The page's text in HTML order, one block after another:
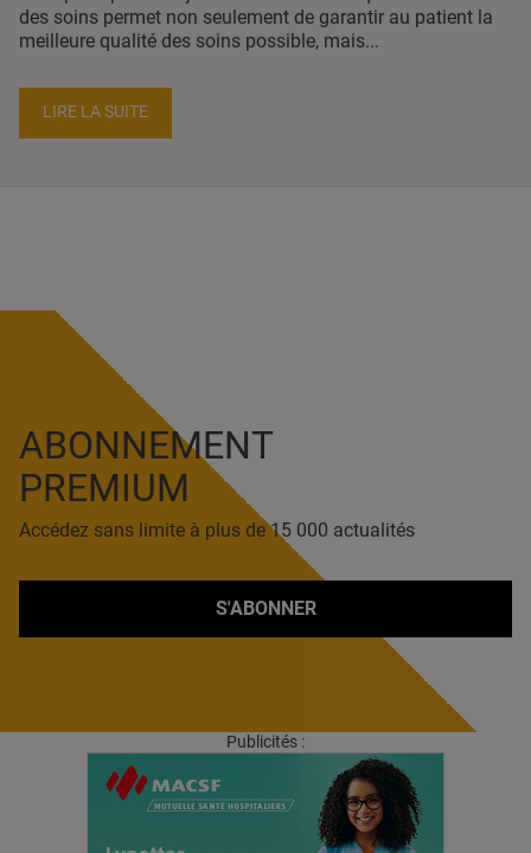
des soins permet non seulement de garantir au patient la
meilleure qualité des soins possible, mais...
LIRE LA SUITE
ABONNEMENT
PREMIUM
Accédez sans limite à plus de 15 000 actualités
S'ABONNER
Publicités :